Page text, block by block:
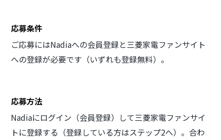
応募条件
ご応募にはNadiaへの会員登録と三菱家電ファンサイト
への登録が必要です（いずれも登録無料）。
応募方法
Nadiaにログイン（会員登録）して三菱家電ファンサイ
トに登録する（登録している方はステップ2へ）。合わ